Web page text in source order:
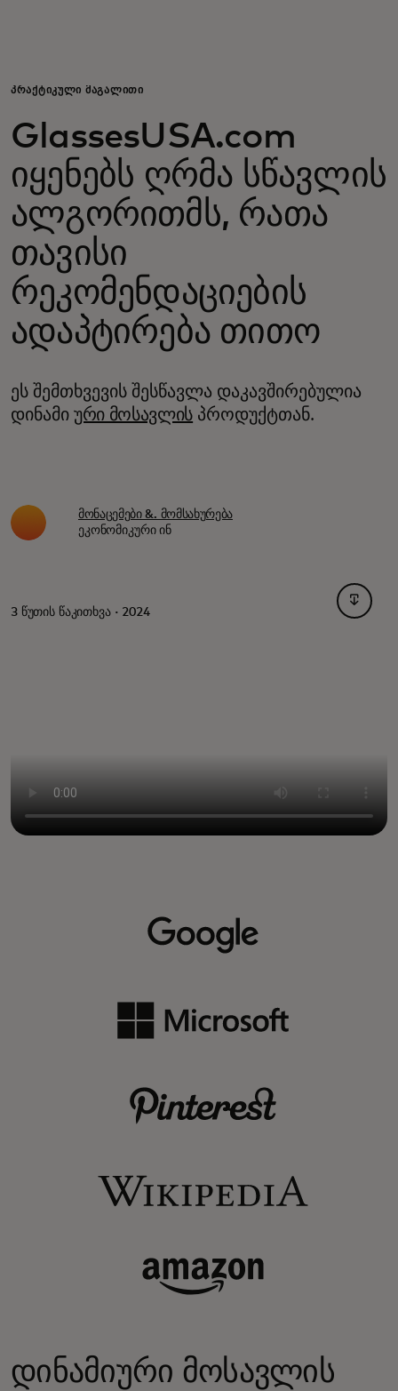
ბიზნესისთვის
მსოფლიოსთვის
ინოვატორებისთვის
სიახლეები და ტენდენციები
ᲞᲠᲐᲥᲢᲘᲙᲣᲚᲘ ᲛᲐᲒᲐᲚᲘᲗᲘ
GlassesUSA.com
იყენებს ღრმა სწავლის
ალგორითმს, რათა
თავისი
რეკომენდაციების
ადაპტირება თითო
ეს შემთხვევის შესწავლა დაკავშირებულია
დინამი ური მოსავლის პროდუქტთან.
მონაცემები &. მომსახურება
ეკონომიკური ინ
3 წუთის წაკითხვა · 2024
opens
დინამიური მოსავლის